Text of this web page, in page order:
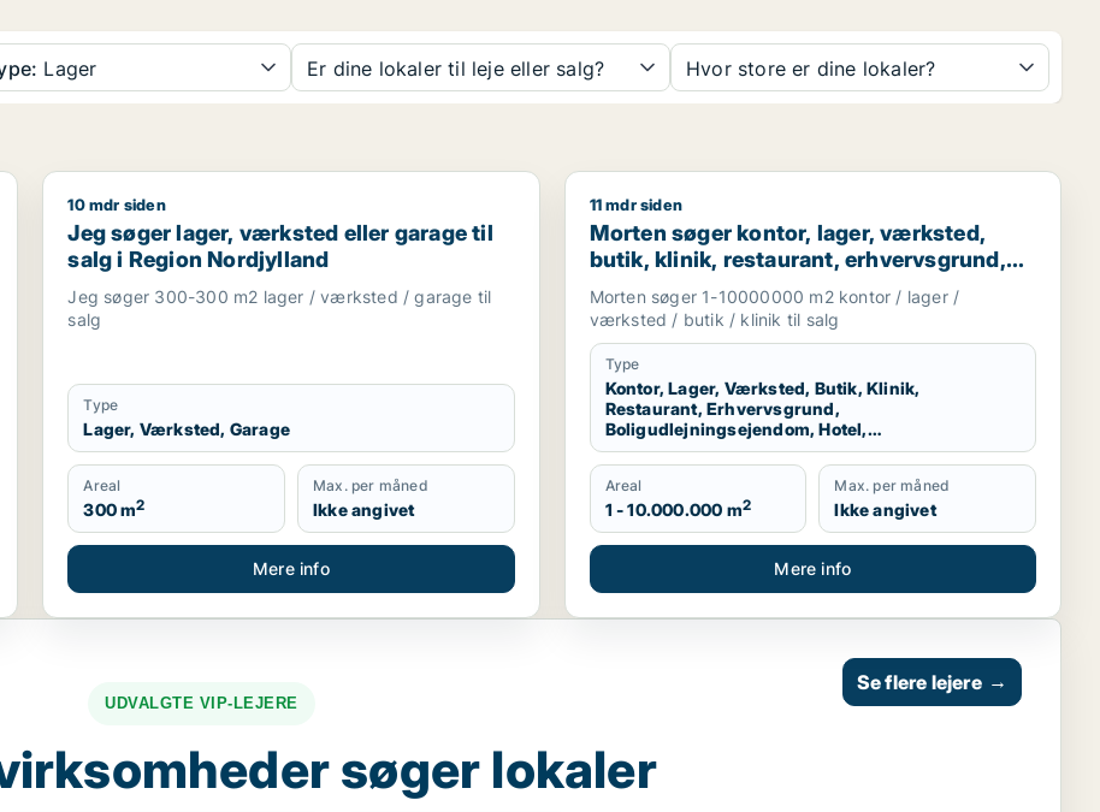
Lager Er dine lokaler til leje eller salg? Hvor store er dine lokaler?
garage til leje i Tjele, Fårup eller Mariagerfjord m.fl.
Jeg søger lager, værksted eller garage til salg i Region Nordjylland
10 mdr siden
Jeg søger lager, værksted eller garage til
salg i Region Nordjylland
Jeg søger 300-300 m2 lager / værksted / garage til
salg
Type
Lager, Værksted, Garage
Areal
300 m2
Max. per måned
Ikke angivet
Mere info
Morten søger kontor, lager, værksted, butik, klinik,
11 mdr siden
Morten søger kontor, lager, værksted,
butik, klinik, restaurant, erhvervsgrund,
boligudlejningsejendom, hotel eller
produktionslokaler til salg i Region
Nordjylland
Morten søger 1-10000000 m2 kontor / lager /
værksted / butik / klinik til salg
Type
Kontor, Lager, Værksted, Butik, Klinik,
Restaurant, Erhvervsgrund,
Boligudlejningsejendom, Hotel,
Produktionslokaler
Areal
1 - 10.000.000 m2
Max. per måned
Ikke angivet
Mere info
UDVALGTE VIP-LEJERE
søger lokaler
Se flere lejere →